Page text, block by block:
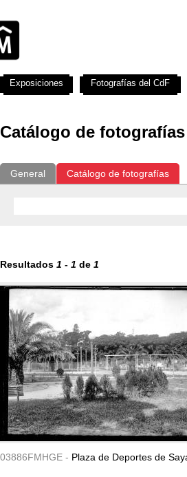
Catálogo de fotografías
General Catálogo de fotografías
Resultados 1 - 1 de 1
03886FMHGE - Plaza de Deportes de
Exposiciones Fotografías del CdF